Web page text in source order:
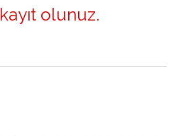
kayıt olunuz.